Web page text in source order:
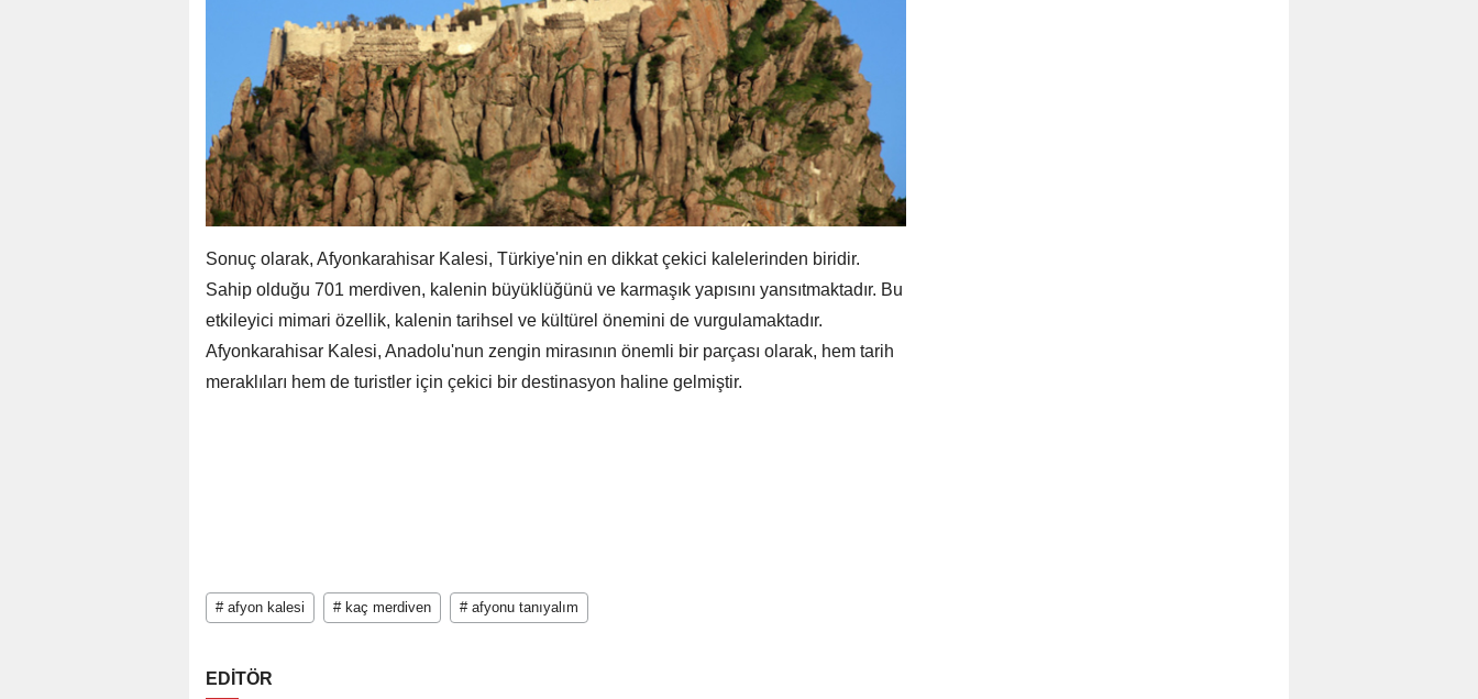
Sonuç olarak, Afyonkarahisar Kalesi, Türkiye'nin en dikkat çekici kalelerinden biridir.
Sahip olduğu 701 merdiven, kalenin büyüklüğünü ve karmaşık yapısını yansıtmaktadır. Bu
etkileyici mimari özellik, kalenin tarihsel ve kültürel önemini de vurgulamaktadır.
Afyonkarahisar Kalesi, Anadolu'nun zengin mirasının önemli bir parçası olarak, hem tarih
meraklıları hem de turistler için çekici bir destinasyon haline gelmiştir.
# afyon kalesi # kaç merdiven # afyonu tanıyalım
EDİTÖR